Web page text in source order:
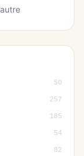
50
257
185
54
82